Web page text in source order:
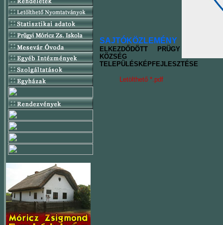
SAJTÓKÖZLEMÉNY
ELKEZDŐDÖTT PRÜGY
KÖZSÉG
TELEPÜLÉSKÉPFEJLESZTÉSE
Letölthető *.pdf